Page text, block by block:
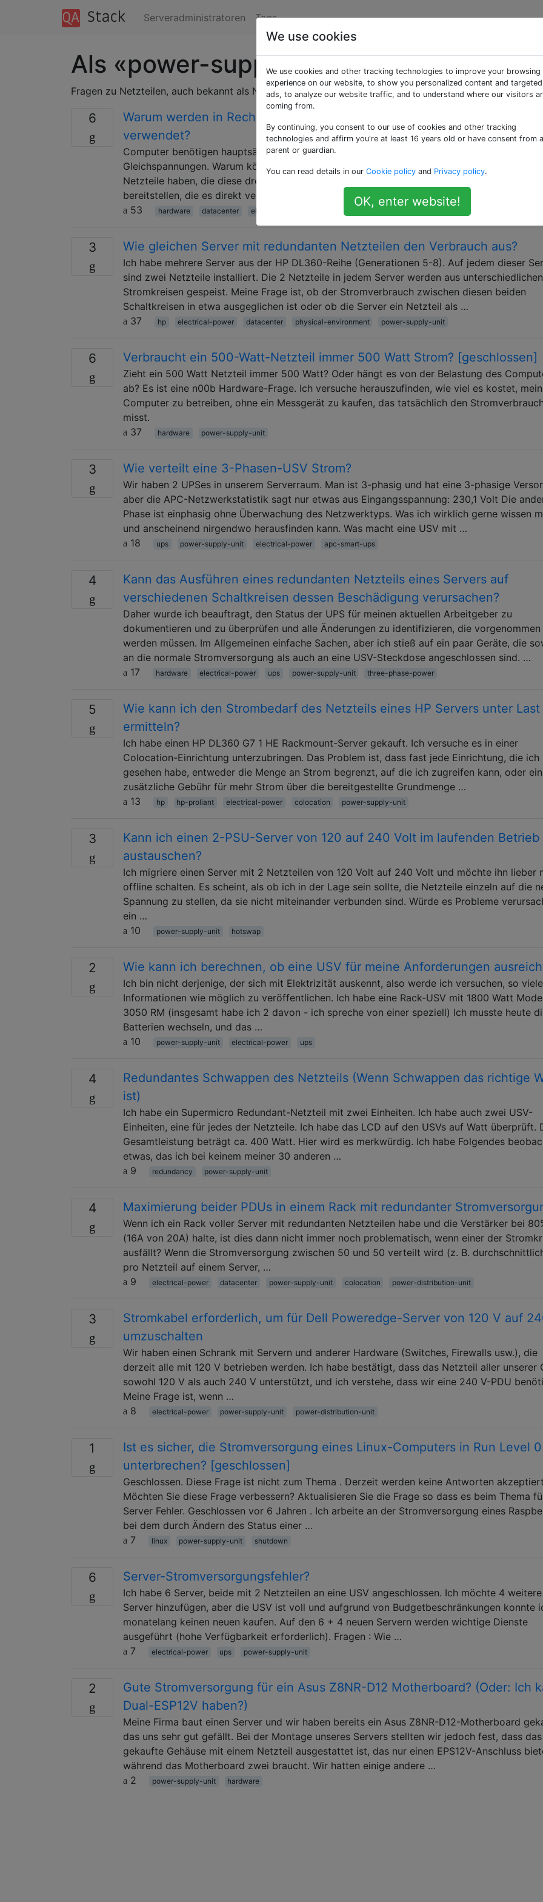
Serveradministratoren Tags
Als «power-supply-unit» getaggte
Fragen zu Netzteilen, auch bekannt als Netzteile
6
Warum werden in Rechenzentrums-Servern immer noch Netzteile
verwendet?
Computer benötigen hauptsächlich drei Spannungen: + 12V , + 5V und + 3,3V , alle sind
Gleichspannungen. Warum können wir nicht einfach ein paar (aus Redundanzgründen) große
Netzteile haben, die diese drei Spannungen für das gesamte Rechenzentrum und die Server
bereitstellen, die es direkt verwenden? Das wäre effizienter, da das …
53
hardware datacenter electrical-power power-supply-unit
3 Wie gleichen Server mit redundanten Netzteilen den Verbrauch aus?
Ich habe mehrere Server aus der HP DL360-Reihe (Generationen 5-8). Auf jedem dieser
sind zwei Netzteile installiert. Die 2 Netzteile in jedem Server werden aus unterschiedlichen
Stromkreisen gespeist. Meine Frage ist, ob der Stromverbrauch zwischen diesen beiden
Schaltkreisen in etwa ausgeglichen ist oder ob die Server ein Netzteil als …
37
hp electrical-power datacenter physical-environment power-supply-unit
6 Verbraucht ein 500-Watt-Netzteil immer 500 Watt Strom? [geschlossen]
Zieht ein 500 Watt Netzteil immer 500 Watt? Oder hängt es von der Belastung des
ab? Es ist eine n00b Hardware-Frage. Ich versuche herauszufinden, wie viel es kostet,
Computer zu betreiben, ohne ein Messgerät zu kaufen, das tatsächlich den
misst.
37
hardware power-supply-unit
3 Wie verteilt eine 3-Phasen-USV Strom?
Wir haben 2 UPSes in unserem Serverraum. Man ist 3-phasig und hat eine 3-phasige
aber die APC-Netzwerkstatistik sagt nur etwas aus Eingangsspannung: 230,1 Volt Die
Phase ist einphasig ohne Überwachung des Netzwerktyps. Was ich wirklich gerne wissen
und anscheinend nirgendwo herausfinden kann. Was macht eine USV mit …
18
ups power-supply-unit electrical-power apc-smart-ups
4
Kann das Ausführen eines redundanten Netzteils eines Servers auf
verschiedenen Schaltkreisen dessen Beschädigung verursachen?
Daher wurde ich beauftragt, den Status der UPS für meinen aktuellen Arbeitgeber zu
dokumentieren und zu überprüfen und alle Änderungen zu identifizieren, die vorgenommen
werden müssen. Im Allgemeinen einfache Sachen, aber ich stieß auf ein paar Geräte, die
an die normale Stromversorgung als auch an eine USV-Steckdose angeschlossen sind. …
17
hardware electrical-power ups power-supply-unit three-phase-power
5
Wie kann ich den Strombedarf des Netzteils eines HP Servers unter Last
ermitteln?
Ich habe einen HP DL360 G7 1 HE Rackmount-Server gekauft. Ich versuche es in einer
Colocation-Einrichtung unterzubringen. Das Problem ist, dass fast jede Einrichtung, die ich
gesehen habe, entweder die Menge an Strom begrenzt, auf die ich zugreifen kann, oder
zusätzliche Gebühr für mehr Strom über die bereitgestellte Grundmenge …
13
hp hp-proliant electrical-power colocation power-supply-unit
3
Kann ich einen 2-PSU-Server von 120 auf 240 Volt im laufenden Betrieb
austauschen?
Ich migriere einen Server mit 2 Netzteilen von 120 Volt auf 240 Volt und möchte ihn lieber
offline schalten. Es scheint, als ob ich in der Lage sein sollte, die Netzteile einzeln auf die
Spannung zu stellen, da sie nicht miteinander verbunden sind. Würde es Probleme
ein …
10
power-supply-unit hotswap
2 Wie kann ich berechnen, ob eine USV für meine Anforderungen
Ich bin nicht derjenige, der sich mit Elektrizität auskennt, also werde ich versuchen, so viele
Informationen wie möglich zu veröffentlichen. Ich habe eine Rack-USV mit 1800 Watt
3050 RM (insgesamt habe ich 2 davon - ich spreche von einer speziell) Ich musste heute
Batterien wechseln, und das …
10
power-supply-unit electrical-power ups
4
Redundantes Schwappen des Netzteils (Wenn Schwappen das richtige
ist)
Ich habe ein Supermicro Redundant-Netzteil mit zwei Einheiten. Ich habe auch zwei USV-
Einheiten, eine für jedes der Netzteile. Ich habe das LCD auf den USVs auf Watt überprüft.
Gesamtleistung beträgt ca. 400 Watt. Hier wird es merkwürdig. Ich habe Folgendes
etwas, das ich bei keinem meiner 30 anderen …
9
redundancy power-supply-unit
4 Maximierung beider PDUs in einem Rack mit redundanter
Wenn ich ein Rack voller Server mit redundanten Netzteilen habe und die Verstärker bei
(16A von 20A) halte, ist dies dann nicht immer noch problematisch, wenn einer der
ausfällt? Wenn die Stromversorgung zwischen 50 und 50 verteilt wird (z. B.
pro Netzteil auf einem Server, …
9
electrical-power datacenter power-supply-unit colocation power-distribution-unit
3
Stromkabel erforderlich, um für Dell Poweredge-Server von 120 V auf
umzuschalten
Wir haben einen Schrank mit Servern und anderer Hardware (Switches, Firewalls usw.), die
derzeit alle mit 120 V betrieben werden. Ich habe bestätigt, dass das Netzteil aller unserer
sowohl 120 V als auch 240 V unterstützt, und ich verstehe, dass wir eine 240 V-PDU
Meine Frage ist, wenn …
8
electrical-power power-supply-unit power-distribution-unit
1
Ist es sicher, die Stromversorgung eines Linux-Computers in Run Level
unterbrechen? [geschlossen]
Geschlossen. Diese Frage ist nicht zum Thema . Derzeit werden keine Antworten
Möchten Sie diese Frage verbessern? Aktualisieren Sie die Frage so dass es beim Thema
Server Fehler. Geschlossen vor 6 Jahren . Ich arbeite an der Stromversorgung eines
bei dem durch Ändern des Status einer …
7
linux power-supply-unit shutdown
6 Server-Stromversorgungsfehler?
Ich habe 6 Server, beide mit 2 Netzteilen an eine USV angeschlossen. Ich möchte 4 weitere
Server hinzufügen, aber die USV ist voll und aufgrund von Budgetbeschränkungen konnte
monatelang keinen neuen kaufen. Auf den 6 + 4 neuen Servern werden wichtige Dienste
ausgeführt (hohe Verfügbarkeit erforderlich). Fragen : Wie …
7
electrical-power ups power-supply-unit
2
Gute Stromversorgung für ein Asus Z8NR-D12 Motherboard? (Oder: Ich
Dual-ESP12V haben?)
Meine Firma baut einen Server und wir haben bereits ein Asus Z8NR-D12-Motherboard
das uns sehr gut gefällt. Bei der Montage unseres Servers stellten wir jedoch fest, dass das
gekaufte Gehäuse mit einem Netzteil ausgestattet ist, das nur einen EPS12V-Anschluss
während das Motherboard zwei braucht. Wir hatten einige andere …
2
power-supply-unit hardware
We use cookies
We use cookies and other tracking technologies to improve your browsing
experience on our website, to show you personalized content and targeted
ads, to analyze our website traffic, and to understand where our visitors
coming from.
By continuing, you consent to our use of cookies and other tracking
technologies and affirm you're at least 16 years old or have consent from a
parent or guardian.
You can read details in our Cookie policy and Privacy policy.
OK, enter website!